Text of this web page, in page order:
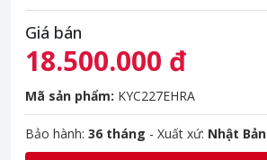
Giá bán
18.500.000 đ
Mã sản phẩm: KYC227EHRA
Bảo hành: 36 tháng - Xuất xứ: Nhật Bản